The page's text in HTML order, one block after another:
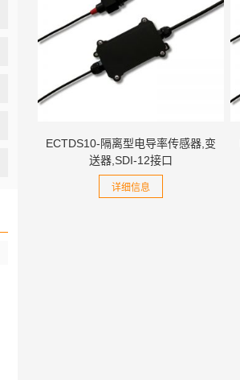
ECTDS10-隔离型电导率传感器,变
送器,SDI-12接口
详细信息